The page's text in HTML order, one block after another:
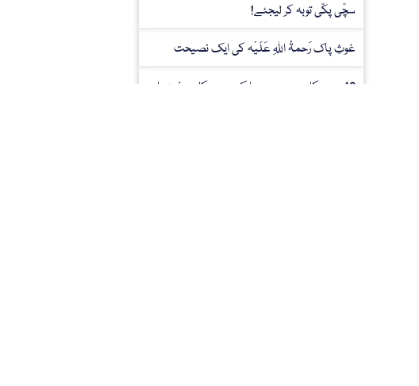
سچّی پکّی توبہ کر لیجئے!
غوثِ پاک رَحمۃُ اللہِ عَلَیْہ کی ایک نصیحت
12 دینی کاموں میں سے ایک دینی کام: ہفتہ وار